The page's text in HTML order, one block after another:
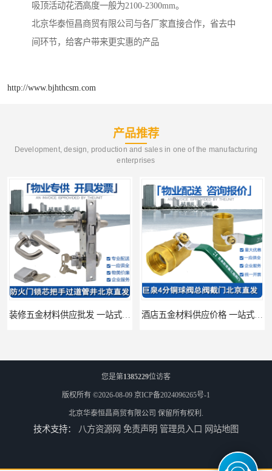
吸顶活动花洒高度一般为2100-2300mm。
北京华泰恒昌商贸有限公司与各厂家直接合作，省去中
间环节，给客户带来更实惠的产品
http://www.bjhthcsm.com
产品推荐
Development, design, production and sales in one of the manufacturing
enterprises
建筑五金材料供应配送 一站式五金材料供应商 脸盆冷热水龙头批发商 水龙头冷热洗脸盆池 全城配送
您是第1385229位访客
版权所有 ©2026-08-09 京ICP备2024096265号-1
北京华泰恒昌商贸有限公司 保留所有权利.
技术支持： 八方资源网 免责声明 管理员入口 网站地图